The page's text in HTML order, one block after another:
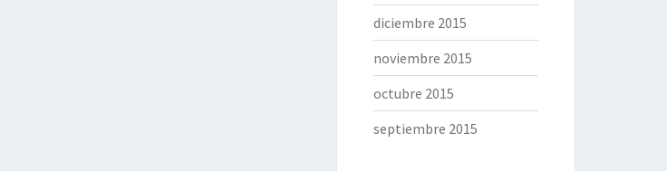
diciembre 2015
noviembre 2015
octubre 2015
septiembre 2015